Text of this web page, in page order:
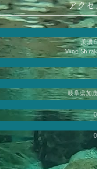
アクセ
美濃
Mino
岐阜県加